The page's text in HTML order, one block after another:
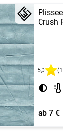
Plissee
Crush
5,0
ab 7 €